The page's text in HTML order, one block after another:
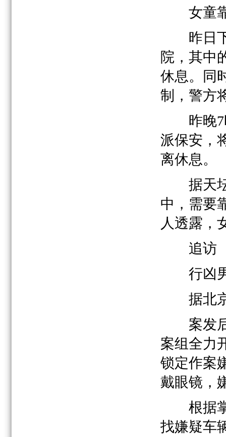
女童靠
昨日下
院，其中
休息。同
制，警方
昨晚7时
派保安，
离休息。
据天坛
中，需要
人透露，
追访
行凶男
据北京
案发后
案组全力
锁定作案
戴眼镜，
根据掌
找嫌疑车